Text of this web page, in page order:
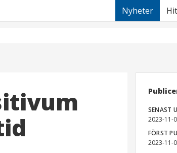
Nyheter
SENAST
2023-11-
FÖRST
2023-11-